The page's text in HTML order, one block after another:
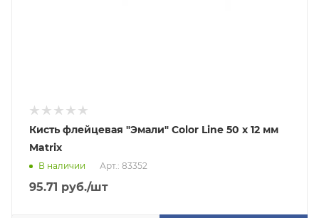
Кисть флейцевая "Эмали" Color Line 50 х 12 мм
Matrix
В наличии Арт.: 83352
95.71 руб./шт